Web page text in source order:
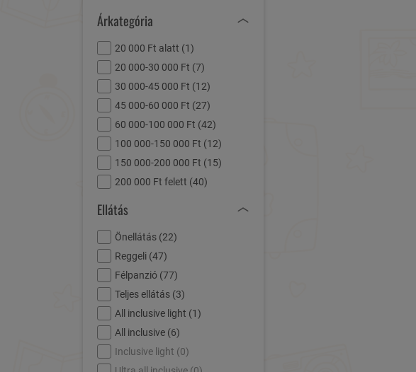
Árkategória
20 000 Ft alatt (1)
20 000-30 000 Ft (7)
30 000-45 000 Ft (12)
45 000-60 000 Ft (27)
60 000-100 000 Ft (42)
100 000-150 000 Ft (12)
150 000-200 000 Ft (15)
200 000 Ft felett (40)
Ellátás
Önellátás (22)
Reggeli (47)
Félpanzió (77)
Teljes ellátás (3)
All inclusive light (1)
All inclusive (6)
Inclusive light (0)